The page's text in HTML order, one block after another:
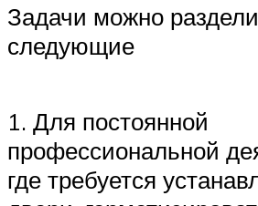
Задачи можно
следующие
1. Для постоянной
профессиональной
где требуется